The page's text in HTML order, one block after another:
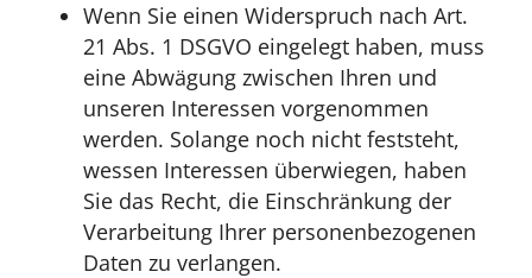
Wenn Sie einen Widerspruch nach Art.
21 Abs. 1 DSGVO eingelegt haben, muss
eine Abwägung zwischen Ihren und
unseren Interessen vorgenommen
werden. Solange noch nicht feststeht,
wessen Interessen überwiegen, haben
Sie das Recht, die Einschränkung der
Verarbeitung Ihrer personenbezogenen
Daten zu verlangen.